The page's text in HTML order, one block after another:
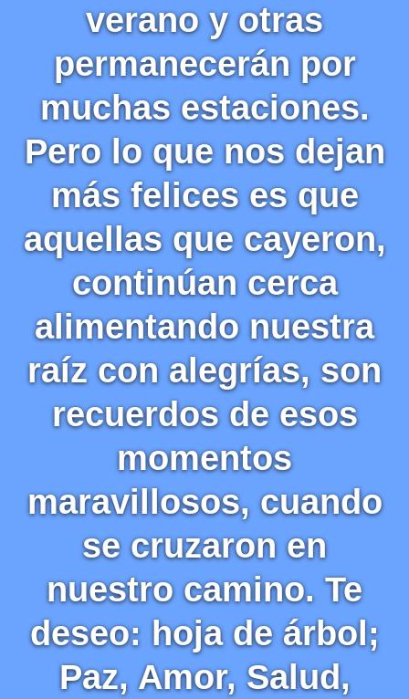
verano y otras
permanecerán por
muchas estaciones.
Pero lo que nos dejan
más felices es que
aquellas que cayeron,
continúan cerca
alimentando nuestra
raíz con alegrías, son
recuerdos de esos
momentos
maravillosos, cuando
se cruzaron en
nuestro camino. Te
deseo: hoja de árbol;
Paz, Amor, Salud,